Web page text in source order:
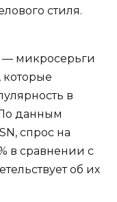
стиля.
— микросерьги
в
данным
спрос на
в сравнении с
об их